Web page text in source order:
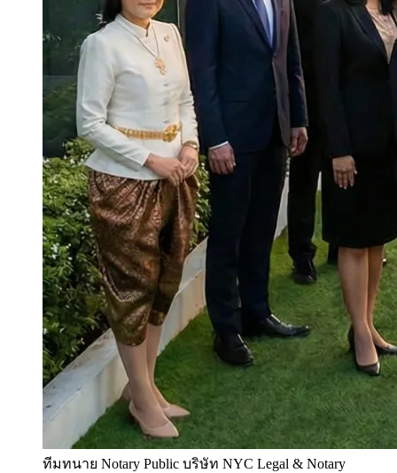
ทีมทนาย Notary Public บริษัท NYC Legal & Notary